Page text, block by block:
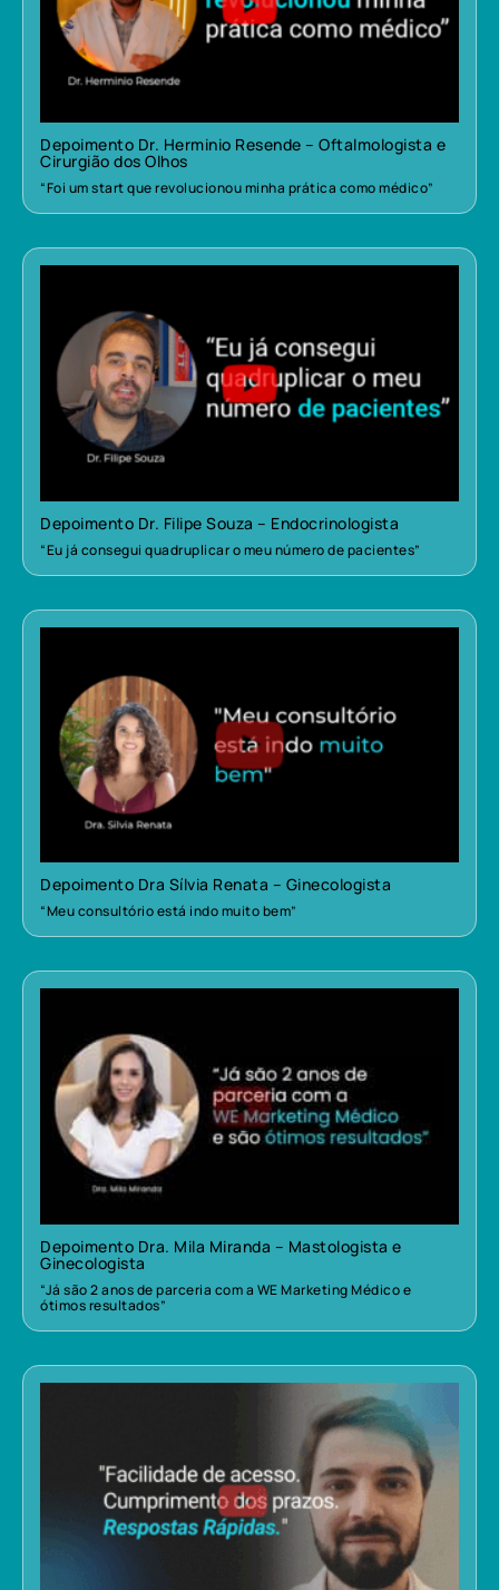
Depoimento Dr. Herminio Resende – Oftalmologista e
Cirurgião dos Olhos
“Foi um start que revolucionou minha prática como médico”
Depoimento Dr. Filipe Souza – Endocrinologista
“Eu já consegui quadruplicar o meu número de pacientes”
Depoimento Dra Sílvia Renata – Ginecologista
“Meu consultório está indo muito bem”
Depoimento Dra. Mila Miranda – Mastologista e
Ginecologista
“Já são 2 anos de parceria com a WE Marketing Médico e
ótimos resultados”